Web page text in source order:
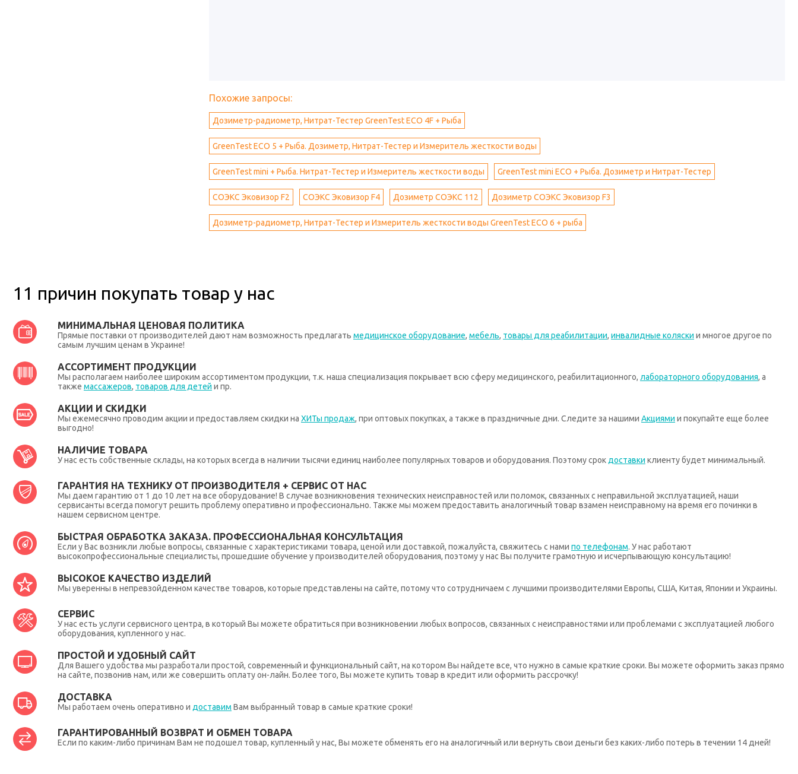
Похожие запросы:
Дозиметр-радиометр, Нитрат-Тестер GreenTest ECO 4F + Рыба
GreenTest ECO 5 + Рыба. Дозиметр, Нитрат-Тестер и Измеритель жесткости воды
GreenTest mini + Рыба. Нитрат-Тестер и Измеритель жесткости воды GreenTest mini ECO + Рыба. Дозиметр и Нитрат-Тестер
СОЭКС Эковизор F2 СОЭКС Эковизор F4 Дозиметр СОЭКС 112 Дозиметр СОЭКС Эковизор F3
Дозиметр-радиометр, Нитрат-Тестер и Измеритель жесткости воды GreenTest ECO 6 + рыба
11 причин покупать товар у нас
МИНИМАЛЬНАЯ ЦЕНОВАЯ ПОЛИТИКА
Прямые поставки от производителей дают нам возможность предлагать медицинское оборудование, мебель, товары для реабилитации, инвалидные коляски и многое другое по
самым лучшим ценам в Украине!
АССОРТИМЕНТ ПРОДУКЦИИ
Мы располагаем наиболее широким ассортиментом продукции, т.к. наша специализация покрывает всю сферу медицинского, реабилитационного, лабораторного оборудования, а
также массажеров, товаров для детей и пр.
АКЦИИ И СКИДКИ
Мы ежемесячно проводим акции и предоставляем скидки на ХИТы продаж, при оптовых покупках, а также в праздничные дни. Следите за нашими Акциями и покупайте еще более
выгодно!
НАЛИЧИЕ ТОВАРА
У нас есть собственные склады, на которых всегда в наличии тысячи единиц наиболее популярных товаров и оборудования. Поэтому срок доставки клиенту будет минимальный.
ГАРАНТИЯ НА ТЕХНИКУ ОТ ПРОИЗВОДИТЕЛЯ + СЕРВИС ОТ НАС
Мы даем гарантию от 1 до 10 лет на все оборудование! В случае возникновения технических неисправностей или поломок, связанных с неправильной эксплуатацией, наши
сервисанты всегда помогут решить проблему оперативно и профессионально. Также мы можем предоставить аналогичный товар взамен неисправному на время его починки в
нашем сервисном центре.
БЫСТРАЯ ОБРАБОТКА ЗАКАЗА. ПРОФЕССИОНАЛЬНАЯ КОНСУЛЬТАЦИЯ
Если у Вас возникли любые вопросы, связанные с характеристиками товара, ценой или доставкой, пожалуйста, свяжитесь с нами по телефонам. У нас работают
высокопрофессиональные специалисты, прошедшие обучение у производителей оборудования, поэтому у нас Вы получите грамотную и исчерпывающую консультацию!
ВЫСОКОЕ КАЧЕСТВО ИЗДЕЛИЙ
Мы уверенны в непревзойденном качестве товаров, которые представлены на сайте, потому что сотрудничаем с лучшими производителями Европы, США, Китая, Японии и Украины.
СЕРВИС
У нас есть услуги сервисного центра, в который Вы можете обратиться при возникновении любых вопросов, связанных с неисправностями или проблемами с эксплуатацией любого
оборудования, купленного у нас.
ПРОСТОЙ И УДОБНЫЙ САЙТ
Для Вашего удобства мы разработали простой, современный и функциональный сайт, на котором Вы найдете все, что нужно в самые краткие сроки. Вы можете оформить заказ прямо
на сайте, позвонив нам, или же совершить оплату он-лайн. Более того, Вы можете купить товар в кредит или оформить рассрочку!
ДОСТАВКА
Мы работаем очень оперативно и доставим Вам выбранный товар в самые краткие сроки!
ГАРАНТИРОВАННЫЙ ВОЗВРАТ И ОБМЕН ТОВАРА
Если по каким-либо причинам Вам не подошел товар, купленный у нас, Вы можете обменять его на аналогичный или вернуть свои деньги без каких-либо потерь в течении 14 дней!